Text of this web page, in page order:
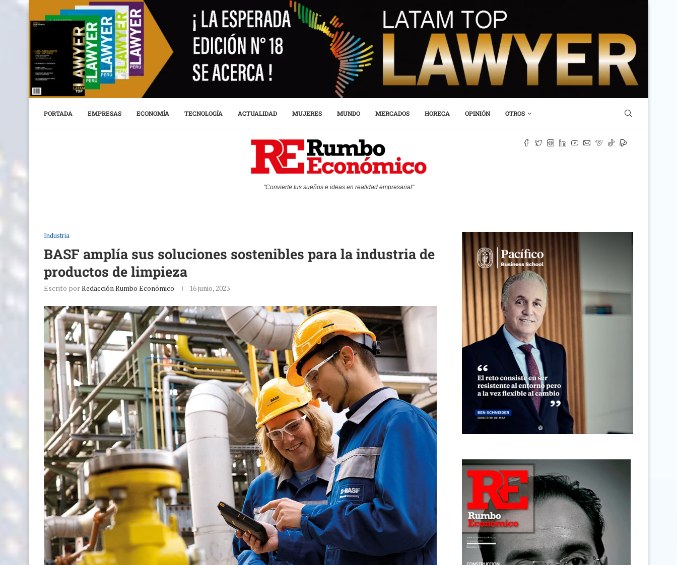
PORTADA EMPRESAS ECONOMÍA TECNOLOGÍA ACTUALIDAD MUJERES MUNDO MERCADOS HORECA OPINIÓN OTROS
"Convierte tus sueños e ideas en realidad empresarial"
Industria
BASF amplía sus soluciones sostenibles para la industria de
productos de limpieza
Escrito porRedacción Rumbo Económico 16 junio, 2023